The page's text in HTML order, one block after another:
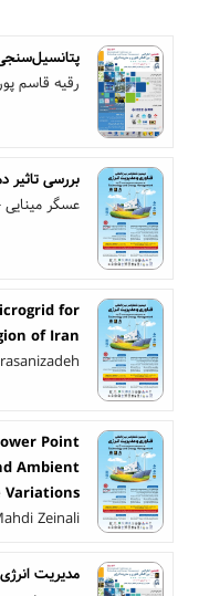
رقیه قاسم
بررسی تاثیر
عسگر
for
of Iran
Point
Ambient
Variations
Zeinali
مدیریت